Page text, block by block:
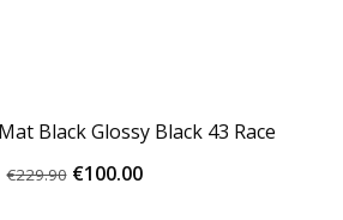
Black Glossy Black 43 Race
€229.90 Oorspronkelijke
€100.00Huidige